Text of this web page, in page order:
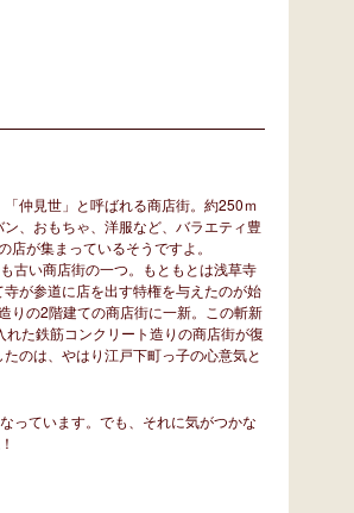
仲見世」と呼ばれる商店街。約250ｍ
、おもちゃ、洋服など、バラエティ豊
が集まっているそうですよ。
古い商店街の一つ。もともとは浅草寺
が参道に店を出す特権を与えたのが始
りの2階建ての商店街に一新。この斬新
た鉄筋コンクリート造りの商店街が復
のは、やはり江戸下町っ子の心意気と
っています。でも、それに気がつかな